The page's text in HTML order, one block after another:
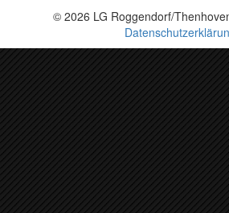
© 2026 LG Roggendorf/